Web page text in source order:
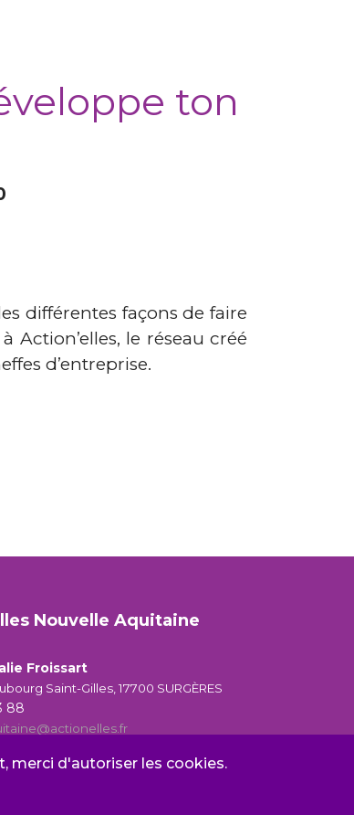
ton
différentes façons de faire
Action’elles, le réseau créé
d’entreprise.
Nouvelle Aquitaine
Froissart
Saint-Gilles, 17700 SURGÈRES
88
merci d'autoriser les cookies.